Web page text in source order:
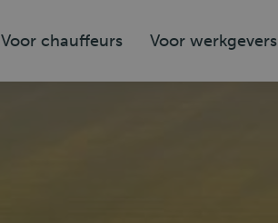
Voor chauffeurs Voor werkgevers